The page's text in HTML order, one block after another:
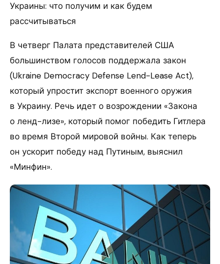
Украины: что получим и как будем
рассчитываться
В четверг Палата представителей США
большинством голосов поддержала закон
(Ukraine Democracy Defense Lend-Lease Act),
который упростит экспорт военного оружия
в Украину. Речь идет о возрождении «Закона
о ленд-лизе», который помог победить Гитлера
во время Второй мировой войны. Как теперь
он ускорит победу над Путиным, выяснил
«Минфин».